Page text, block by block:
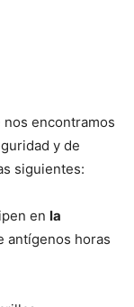
nos encontramos
y de
siguientes:
en la
antígenos horas